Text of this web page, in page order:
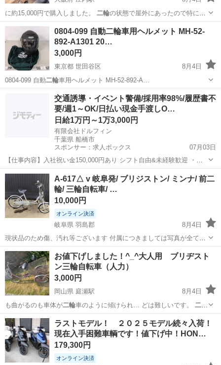
に約15,000円で購入しました。 二輪の状態で屋外にあったので特に座
面の 劣…
大阪 豊中市 幼児用自転車
0804-099 自動二輪車用ヘルメット MH-52-
892-A1301 20…
3,000円
東京都 世田谷区
8月4日
0804-099 自動二輪車用ヘルメット MH-52-892-A…
世田谷区 セーフティ、チャイルドシート
交通誘導・イベント警備/採用率98%/履歴書不
要/週1～OK/日払い現金手渡しO…
日給1万円～1万3,000円
有限会社ドルフィン
千葉県 船橋市
スポンサー：求人ボックス
07月03日
【仕事内容】入社祝い金150,000円あり シフト自由&未経験歓迎
・直
行直帰OK ・一部車・自転車・バイク通勤OK ・週1～OK ・日払い・
週払いOK、現金手渡しも可能です! <仕事内容> 建築・土木工事現場
アルバイト・パート
A-617△ v 岐阜発/ ブリジストン/ ミンナ/ 前二
輪/ 三輪自転車/ …
10,000円
オンライン決済
岐阜県 羽島郡
8月4日
現状品のため傷、汚れ等ございます 付属につきましては写真が全てで
す その他写真にてご判断、ご確認お願い致します その他詳細はわかっ
ておりません 専門店ではございませんので見落とし等ある場合や、記
載以外の不具合等ありまし...
岐阜 羽島郡 その他 大人用
お値下げしました！^_^大人用 ブリヂスト
ン三輪自転車（人力）
3,000円
岡山県 庭瀬駅
8月4日
も曲がるのも車体が二輪車のように傾けられ… どは難しいです。 二輪
の自転車ほど気軽に…
岡山 岡山市 庭瀬駅
ラストモデル！ ２０２５モデル続々入荷！
現在入手困難車輌です！値下げ中！HON…
179,300円
オンライン決済